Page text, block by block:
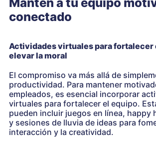
conectado
Actividades virtuales para fortalecer
elevar la moral
El compromiso va más allá de
productividad. Para mantener
empleados, es esencial incorporar
virtuales para fortalecer el equipo.
pueden incluir juegos en línea, happy
y sesiones de lluvia de ideas para
interacción y la creatividad.